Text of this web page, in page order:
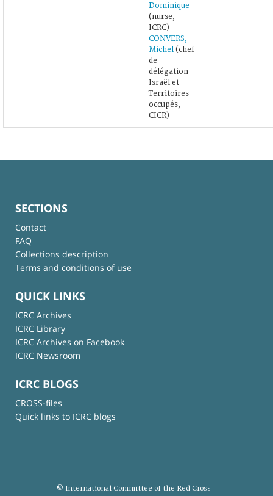
Dominique
(nurse,
ICRC)
CONVERS,
Michel (chef
de
délégation
Israël et
Territoires
occupés,
CICR)
SECTIONS
Contact
FAQ
Collections description
Terms and conditions of use
QUICK LINKS
ICRC Archives
ICRC Library
ICRC Archives on Facebook
ICRC Newsroom
ICRC BLOGS
CROSS-files
Quick links to ICRC blogs
© International Committee of the Red Cross